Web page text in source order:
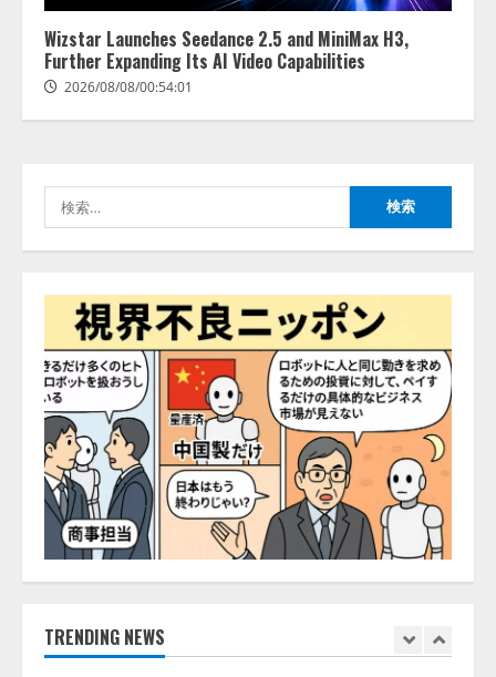
Wizstar Launches Seedance 2.5 and MiniMax H3,
Further Expanding Its AI Video Capabilities
2026/08/08/00:54:01
索:
TRENDING NEWS
2
拡充
2026/08/07/13:53:50
【2026年企業のAI導入・活用に関
する調査】AIを組織として導入で
活用は「上手くいっている」と回
ナレッジワーク、AIエンジニア油
スAIエージェントOS」「営業領域
の業界特化LLM」の開発とAI研究
開発をリード
2026/08/07/10:54:31
5
AI駆動開発の推進に向けて
「TinhVan Technologies JSC.」と業
務提携
2026/08/06/14:54:32
1
【開催報告】次世代AIプラットフ